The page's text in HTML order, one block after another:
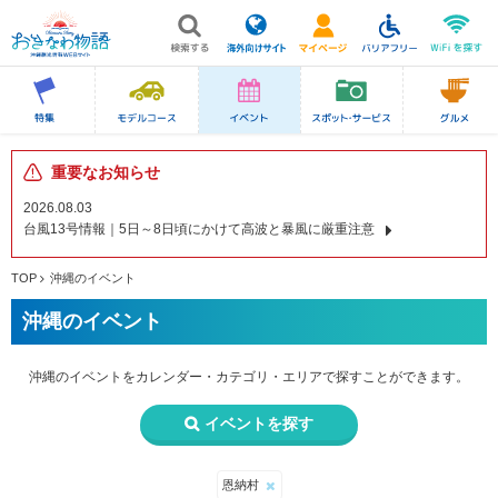
重要なお知らせ
2026.08.03
台風13号情報｜5日～8日頃にかけて高波と暴風に厳重注意
TOP 沖縄のイベント
沖縄のイベント
沖縄のイベントをカレンダー・カテゴリ・エリアで探すことができます。
イベントを探す
恩納村